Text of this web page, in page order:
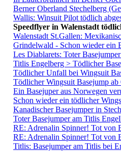
Berner Oberland Stechelberg
Wallis: Winsuit Pilot tödlich
Speedflyer in Walenstadt
Walenstadt St.Gallen:
Grindelwald - Schon wieder ein
Les Diablarets: Toter
Titlis Engelberg > Tödlicher
Tödlicher Unfall bei Wingsuit
Tödlicher Wingsuit Basejump
Ein Basejuper aus Norwegen
Schon wieder ein tödlicher
Kanadischer Basejumper in
Toter Basejumper am Titlis
RE: Adrenalin Spinner! Tot von
RE: Adrenalin Spinner! Tot von
Titlis: Basejumper am Titlis bei